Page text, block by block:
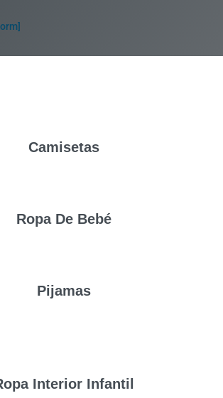
Camisetas
Ropa De Bebé
Pijamas
Interior Infantil